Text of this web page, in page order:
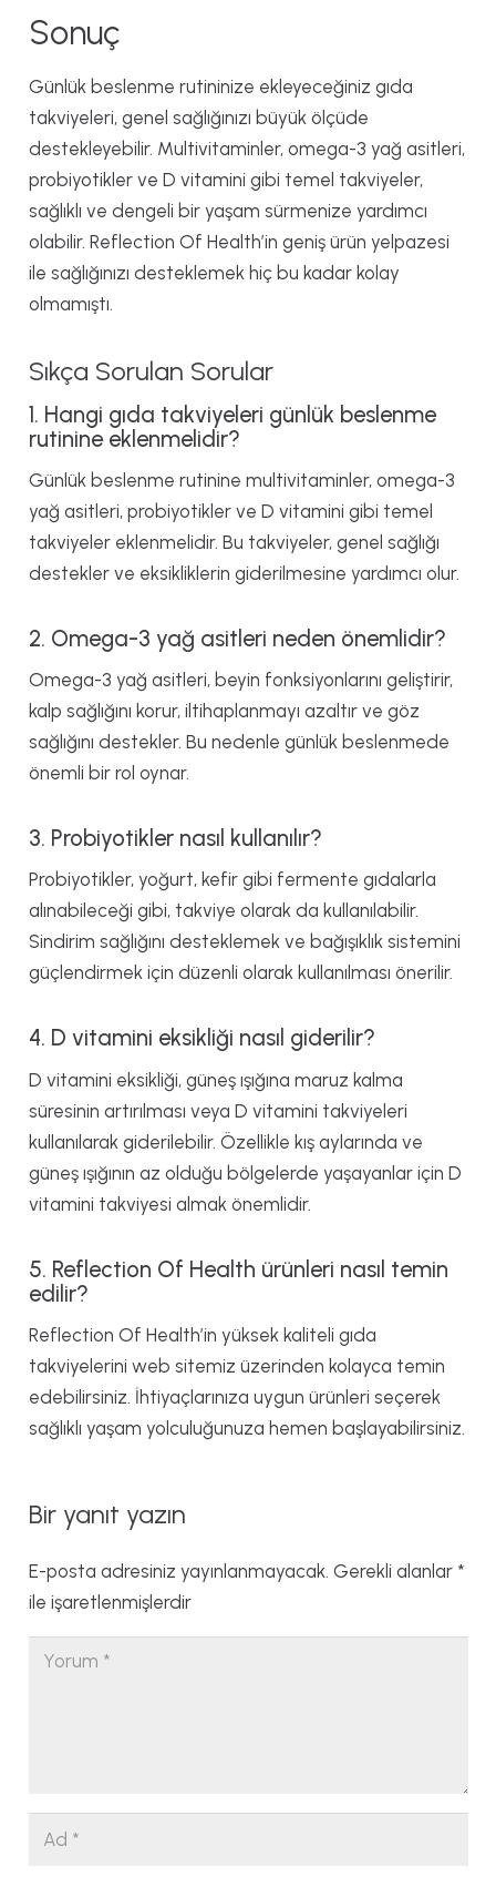
Sonuç
Günlük beslenme rutininize ekleyeceğiniz gıda
takviyeleri, genel sağlığınızı büyük ölçüde
destekleyebilir. Multivitaminler, omega-3 yağ asitleri,
probiyotikler ve D vitamini gibi temel takviyeler,
sağlıklı ve dengeli bir yaşam sürmenize yardımcı
olabilir. Reflection Of Health’in geniş ürün yelpazesi
ile sağlığınızı desteklemek hiç bu kadar kolay
olmamıştı.
Sıkça Sorulan Sorular
1. Hangi gıda takviyeleri günlük beslenme
rutinine eklenmelidir?
Günlük beslenme rutinine multivitaminler, omega-3
yağ asitleri, probiyotikler ve D vitamini gibi temel
takviyeler eklenmelidir. Bu takviyeler, genel sağlığı
destekler ve eksikliklerin giderilmesine yardımcı olur.
2. Omega-3 yağ asitleri neden önemlidir?
Omega-3 yağ asitleri, beyin fonksiyonlarını geliştirir,
kalp sağlığını korur, iltihaplanmayı azaltır ve göz
sağlığını destekler. Bu nedenle günlük beslenmede
önemli bir rol oynar.
3. Probiyotikler nasıl kullanılır?
Probiyotikler, yoğurt, kefir gibi fermente gıdalarla
alınabileceği gibi, takviye olarak da kullanılabilir.
Sindirim sağlığını desteklemek ve bağışıklık sistemini
güçlendirmek için düzenli olarak kullanılması önerilir.
4. D vitamini eksikliği nasıl giderilir?
D vitamini eksikliği, güneş ışığına maruz kalma
süresinin artırılması veya D vitamini takviyeleri
kullanılarak giderilebilir. Özellikle kış aylarında ve
güneş ışığının az olduğu bölgelerde yaşayanlar için D
vitamini takviyesi almak önemlidir.
5. Reflection Of Health ürünleri nasıl temin
edilir?
Reflection Of Health’in yüksek kaliteli gıda
takviyelerini web sitemiz üzerinden kolayca temin
edebilirsiniz. İhtiyaçlarınıza uygun ürünleri seçerek
sağlıklı yaşam yolculuğunuza hemen başlayabilirsiniz.
Bir yanıt yazın
E-posta adresiniz yayınlanmayacak. Gerekli alanlar *
ile işaretlenmişlerdir